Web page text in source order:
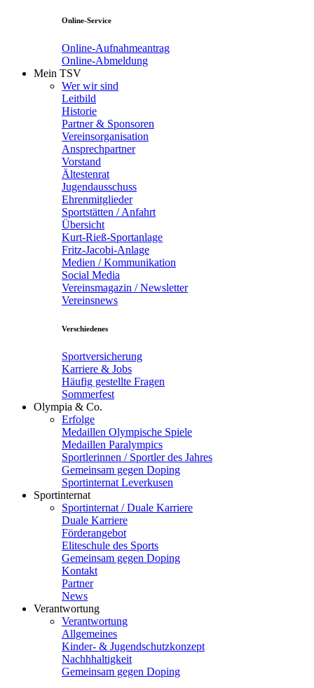
Online-Service
Online-Aufnahmeantrag
Online-Abmeldung
Mein TSV
Wer wir sind
Leitbild
Historie
Partner & Sponsoren
Vereinsorganisation
Ansprechpartner
Vorstand
Ältestenrat
Jugendausschuss
Ehrenmitglieder
Sportstätten / Anfahrt
Übersicht
Kurt-Rieß-Sportanlage
Fritz-Jacobi-Anlage
Medien / Kommunikation
Social Media
Vereinsmagazin / Newsletter
Vereinsnews
Verschiedenes
Sportversicherung
Karriere & Jobs
Häufig gestellte Fragen
Sommerfest
Olympia & Co.
Erfolge
Medaillen Olympische Spiele
Medaillen Paralympics
Sportlerinnen / Sportler des Jahres
Gemeinsam gegen Doping
Sportinternat Leverkusen
Sportinternat
Sportinternat / Duale Karriere
Duale Karriere
Förderangebot
Eliteschule des Sports
Gemeinsam gegen Doping
Kontakt
Partner
News
Verantwortung
Verantwortung
Allgemeines
Kinder- & Jugendschutzkonzept
Nachhhaltigkeit
Gemeinsam gegen Doping